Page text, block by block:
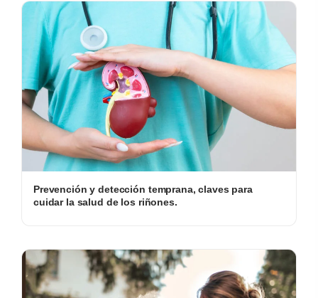
Prevención y detección temprana, claves para
cuidar la salud de los riñones.